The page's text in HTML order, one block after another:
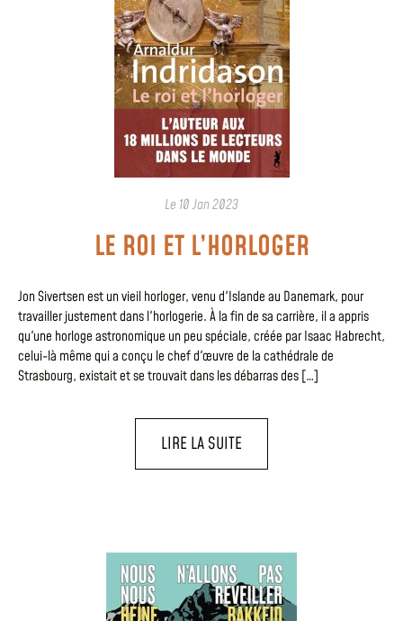
Le 10 Jan 2023
LE ROI ET L’HORLOGER
Jon Sivertsen est un vieil horloger, venu d'Islande au Danemark, pour
travailler justement dans l'horlogerie. À la fin de sa carrière, il a appris
qu'une horloge astronomique un peu spéciale, créée par Isaac Habrecht,
celui-là même qui a conçu le chef d'œuvre de la cathédrale de
Strasbourg, existait et se trouvait dans les débarras des […]
LIRE LA SUITE